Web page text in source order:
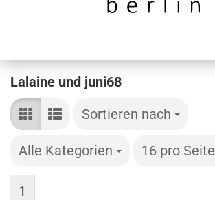
Lalaine und juni68
Sortieren nach
Sortieren nach
Alle Kategorien
pro Seite 16 pro Seite
pro Seite
1